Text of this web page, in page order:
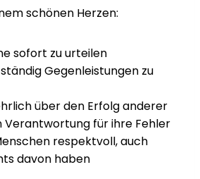
schönen Herzen:
sofort zu urteilen
Gegenleistungen zu
über den Erfolg anderer
Verantwortung für ihre Fehler
respektvoll, auch
davon haben